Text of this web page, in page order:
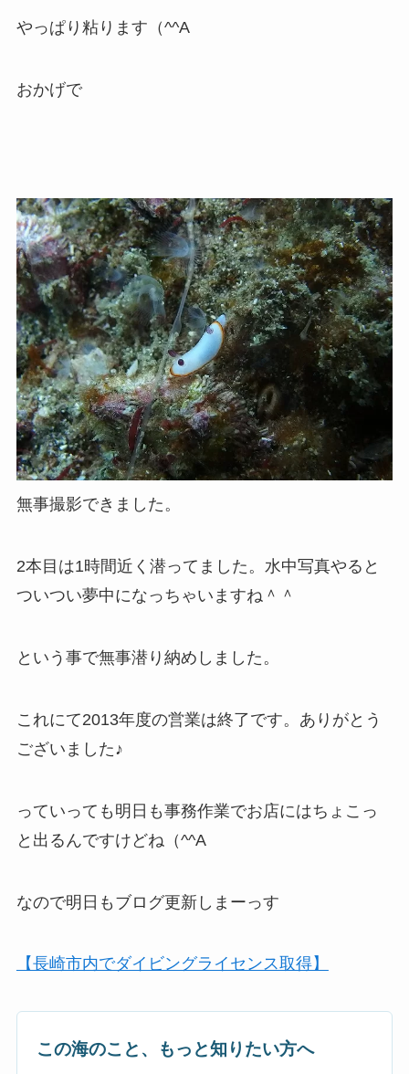
やっぱり粘ります（^^A
おかげで
無事撮影できました。
2本目は1時間近く潜ってました。水中写真やると
ついつい夢中になっちゃいますね＾＾
という事で無事潜り納めしました。
これにて2013年度の営業は終了です。ありがとう
ございました♪
っていっても明日も事務作業でお店にはちょこっ
と出るんですけどね（^^A
なので明日もブログ更新しまーっす
【長崎市内でダイビングライセンス取得】
この海のこと、もっと知りたい方へ